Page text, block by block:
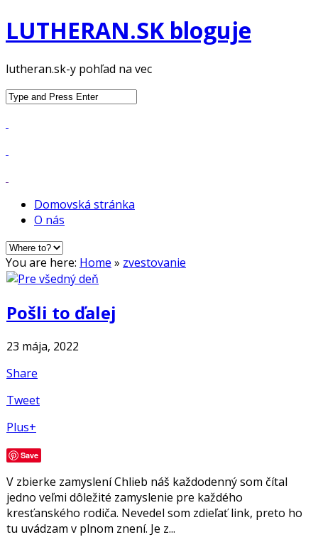
LUTHERAN.SK bloguje
lutheran.sk-y pohľad na vec
Search
Domovská stránka
O nás
You are here: Home » zvestovanie
Pošli to ďalej
23 mája, 2022
Share
Tweet
Plus+
Save
V zbierke zamyslení Chlieb náš každodenný som čítal
jedno veľmi dôležité zamyslenie pre každého
kresťanského rodiča. Nevedel som zdieľať link, preto ho
tu uvádzam v plnom znení. Je z...